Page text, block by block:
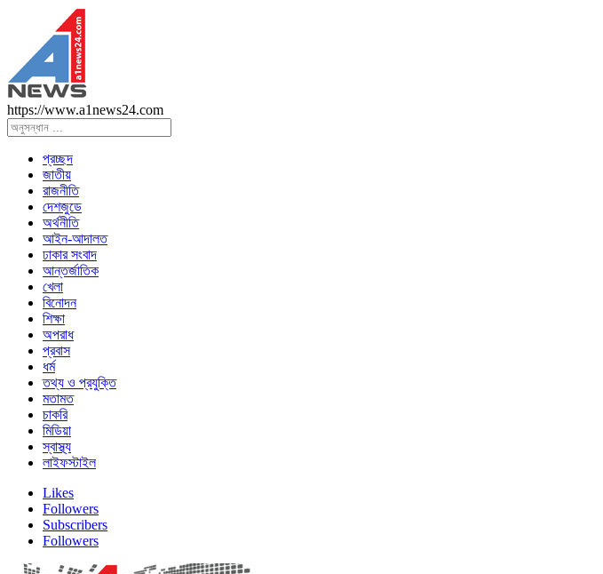
https://www.a1news24.com
প্রচ্ছদ
জাতীয়
রাজনীতি
দেশজুডে
অর্থনীতি
আইন-আদালত
ঢাকার সংবাদ
আন্তর্জাতিক
খেলা
বিনোদন
শিক্ষা
অপরাধ
প্রবাস
ধর্ম
তথ্য ও প্রযুক্তি
মতামত
চাকরি
মিডিয়া
স্বাস্থ্য
লাইফস্টাইল
Likes
Followers
Subscribers
Followers